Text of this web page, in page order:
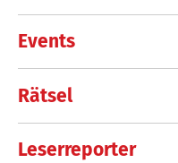
Events
Rätsel
Leserreporter